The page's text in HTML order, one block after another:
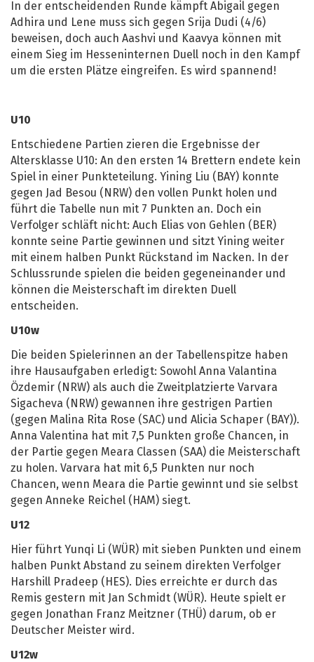
In der entscheidenden Runde kämpft Abigail gegen
Adhira und Lene muss sich gegen Srija Dudi (4/6)
beweisen, doch auch Aashvi und Kaavya können mit
einem Sieg im Hesseninternen Duell noch in den Kampf
um die ersten Plätze eingreifen. Es wird spannend!
U10
Entschiedene Partien zieren die Ergebnisse der
Altersklasse U10: An den ersten 14 Brettern endete kein
Spiel in einer Punkteteilung. Yining Liu (BAY) konnte
gegen Jad Besou (NRW) den vollen Punkt holen und
führt die Tabelle nun mit 7 Punkten an. Doch ein
Verfolger schläft nicht: Auch Elias von Gehlen (BER)
konnte seine Partie gewinnen und sitzt Yining weiter
mit einem halben Punkt Rückstand im Nacken. In der
Schlussrunde spielen die beiden gegeneinander und
können die Meisterschaft im direkten Duell
entscheiden.
U10w
Die beiden Spielerinnen an der Tabellenspitze haben
ihre Hausaufgaben erledigt: Sowohl Anna Valantina
Özdemir (NRW) als auch die Zweitplatzierte Varvara
Sigacheva (NRW) gewannen ihre gestrigen Partien
(gegen Malina Rita Rose (SAC) und Alicia Schaper (BAY)).
Anna Valentina hat mit 7,5 Punkten große Chancen, in
der Partie gegen Meara Classen (SAA) die Meisterschaft
zu holen. Varvara hat mit 6,5 Punkten nur noch
Chancen, wenn Meara die Partie gewinnt und sie selbst
gegen Anneke Reichel (HAM) siegt.
U12
Hier führt Yunqi Li (WÜR) mit sieben Punkten und einem
halben Punkt Abstand zu seinem direkten Verfolger
Harshill Pradeep (HES). Dies erreichte er durch das
Remis gestern mit Jan Schmidt (WÜR). Heute spielt er
gegen Jonathan Franz Meitzner (THÜ) darum, ob er
Deutscher Meister wird.
U12w